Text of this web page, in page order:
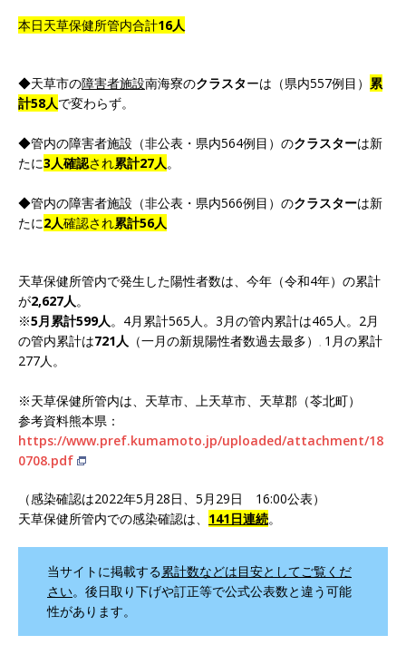
本日天草保健所管内合計16人
◆天草市の障害者施設南海寮のクラスターは（県内557例目） 累
計58人で変わらず。
◆管内の障害者施設（非公表・県内564例目）のクラスターは新
たに3人確認され累計27人 。
◆管内の障害者施設（非公表・県内566例目）のクラスターは新
たに2人確認され累計56人
天草保健所管内で発生した陽性者数は、今年（令和4年）の累計
が2,627人 。
※5月累計599人 。4月累計565人。3月の管内累計は465人。2月
の管内累計は721人 （一月の新規陽性者数過去最多） 。
1月の累計
277人。
※天草保健所管内は、天草市、上天草市、天草郡（苓北町）
参考資料熊本県：
https://www.pref.kumamoto.jp/uploaded/attachment/18
0708.pdf
（感染確認は2022年5月28日、5月29日 16:00公表）
天草保健所管内での感染確認は、 141日連続。
当サイトに掲載する累計数などは目安としてご覧くだ
さい。後日取り下げや訂正等で公式公表数と違う可能
性があります。